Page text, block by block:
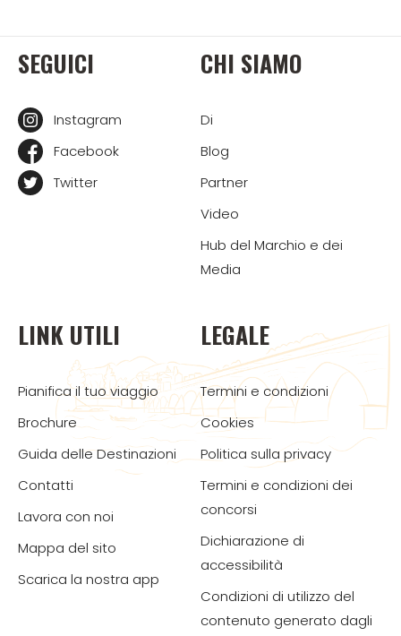
SEGUICI
Instagram
Facebook
Twitter
CHI SIAMO
Di
Blog
Partner
Video
Hub del Marchio e dei
Media
LINK UTILI
Pianifica il tuo viaggio
Brochure
Guida delle Destinazioni
Contatti
Lavora con noi
Mappa del sito
Scarica la nostra app
LEGALE
Termini e condizioni
Cookies
Politica sulla privacy
Termini e condizioni dei
concorsi
Dichiarazione di
accessibilità
Condizioni di utilizzo del
contenuto generato dagli